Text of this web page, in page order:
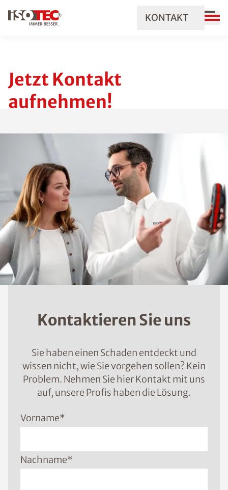
KONTAKT
Jetzt Kontakt
aufnehmen!
Kontaktieren Sie uns
Sie haben einen Schaden entdeckt und
wissen nicht, wie Sie vorgehen sollen? Kein
Problem. Nehmen Sie hier Kontakt mit uns
auf, unsere Profis haben die Lösung.
Vorname*
Nachname*